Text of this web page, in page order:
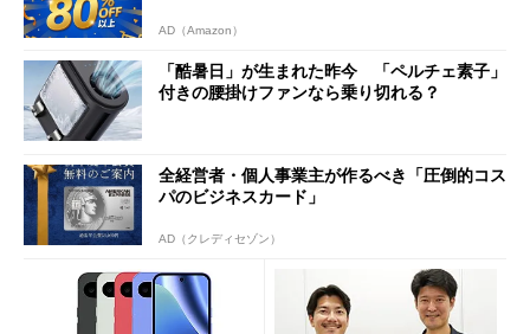
AD（Amazon）
「酷暑日」が生まれた昨今 「ペルチェ素子」
付きの腰掛けファンなら乗り切れる？
全経営者・個人事業主が作るべき「圧倒的コス
パのビジネスカード」
AD（クレディセゾン）